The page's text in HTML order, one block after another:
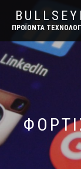
ΠΡΟΪΌΝΤΑ